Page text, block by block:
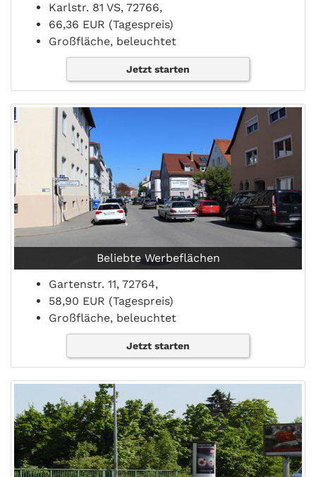
Karlstr. 81 VS, 72766,
66,36 EUR (Tagespreis)
Großfläche, beleuchtet
Jetzt starten
Beliebte Werbeflächen
Gartenstr. 11, 72764,
58,90 EUR (Tagespreis)
Großfläche, beleuchtet
Jetzt starten